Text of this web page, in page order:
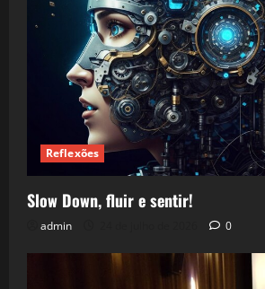
Reflexões
Slow Down, fluir e sentir!
admin 0